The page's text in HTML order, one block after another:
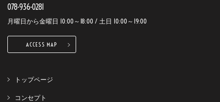
078-936-0281
月曜日から金曜日 10:00～18:00 / 土日 10:00～19:00
ACCESS MAP
トップページ
コンセプト